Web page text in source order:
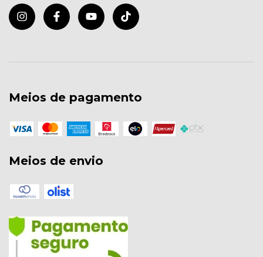
Meios de pagamento
Meios de envio